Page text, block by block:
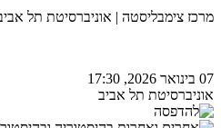
מרכז צימבליסטה | אוניברסיטת תל
07 בינואר 2026, 17:30
אוניברסיטת תל אביב